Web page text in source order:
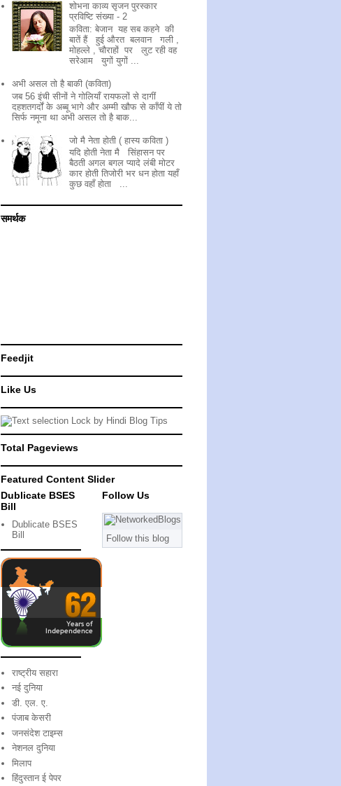
शोभना काव्य सृजन पुरस्कार
प्रविष्टि संख्या - 2
कविता: बेजान यह सब कहने की
बातें हैं हुई औरत बलवान गली ,
मोहल्ले , चौराहों पर लुट रही वह
सरेआम युगों युगों ...
अभी असल तो है बाकी (कविता)
जब 56 इंची सीनों ने गोलियाँ रायफलों से दागीं
दहशतगर्दों के अब्बू भागे और अम्मी खौफ से काँपीं ये तो
सिर्फ नमूना था अभी असल तो है बाक...
जो मै नेता होती ( हास्य कविता )
यदि होती नेता मै सिंहासन पर
बैठती अगल बगल प्यादे लंबी मोटर
कार होती तिजोरी भर धन होता यहाँ
कुछ वहाँ होता ...
समर्थक
Feedjit
Like Us
Total Pageviews
Featured Content Slider
Dublicate BSES
Bill
Dublicate BSES
Bill
राष्ट्रीय सहारा
नई दुनिया
डी. एल. ए.
पंजाब केसरी
जनसंदेश टाइम्स
नेशनल दुनिया
मिलाप
हिंदुस्तान ई पेपर
Follow Us
Follow this blog